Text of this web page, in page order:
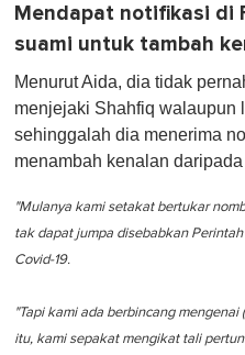
Mendapat notifikasi di
suami untuk tambah
Menurut Aida, dia tidak
menjejaki Shahfiq walaupun
sehinggalah dia menerima
menambah kenalan
"Mulanya kami setakat bertukar
tak dapat jumpa disebabkan
Covid-19.
"Tapi kami ada berbincang
itu, kami sepakat mengikat tali